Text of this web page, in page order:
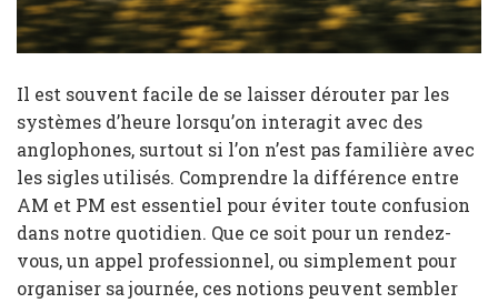
Il est souvent facile de se laisser dérouter par les
systèmes d’heure lorsqu’on interagit avec des
anglophones, surtout si l’on n’est pas familière avec
les sigles utilisés. Comprendre la différence entre
AM et PM est essentiel pour éviter toute confusion
dans notre quotidien. Que ce soit pour un rendez-
vous, un appel professionnel, ou simplement pour
organiser sa journée, ces notions peuvent sembler